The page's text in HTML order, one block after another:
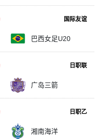
国际友谊
巴西女足U20
日职联
广岛三箭
日职乙
湘南海洋